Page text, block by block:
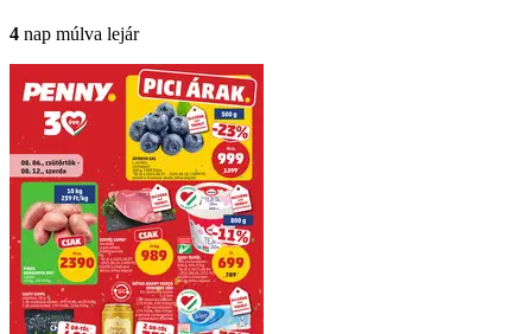
4 nap múlva lejár